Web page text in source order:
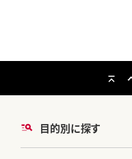
目的別に探す